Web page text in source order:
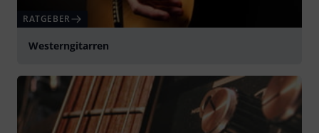
RATGEBER
Westerngitarren